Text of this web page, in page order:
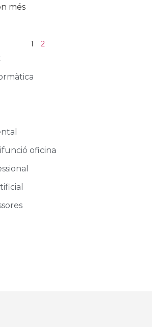
més
1 2
oficina